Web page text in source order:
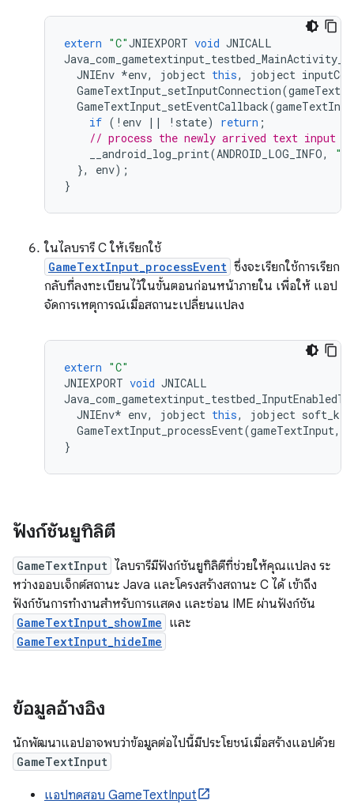
extern "C"JNIEXPORT void JNICALL
JNIEnv *env, jobject this, jobject
GameTextInput_setInputConnection(
GameTextInput_setEventCallback(
if ( ! env || ! state) return ;
// process the newly arrived text input
__android_log_print(ANDROID_LOG_INFO,
},
env);
}
ในไลบรารี C ให้เรียกใช้
GameTextInput_processEvent ซึ่งจะเรียกใช้การเรียก
กลับที่ลงทะเบียนไว้ในขั้นตอนก่อนหน้าภายใน เพื่อให้ แอป
จัดการเหตุการณ์เมื่อสถานะเปลี่ยนแปลง
extern "C"
JNIEXPORT void JNICALL
JNIEnv* env, jobject this, jobject
GameTextInput_processEvent(gameTextInput,
}
ฟังก์ชันยูทิลิตี
GameTextInput ไลบรารีมีฟังก์ชันยูทิลิตีที่ช่วยให้คุณแปลง ระ
หว่างออบเจ็กต์สถานะ Java และโครงสร้างสถานะ C ได้ เข้าถึง
ฟังก์ชันการทำงานสำหรับการแสดง และซ่อน IME ผ่านฟังก์ชัน
GameTextInput_showIme และ
GameTextInput_hideIme
ข้อมูลอ้างอิง
นักพัฒนาแอปอาจพบว่าข้อมูลต่อไปนี้มีประโยชน์เมื่อสร้างแอปด้วย
GameTextInput
แอปทดสอบ GameTextInput